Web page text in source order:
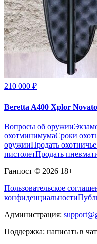
210 000 ₽
Beretta A400 Xplor
Вопросы об оружии
охотминимумаСроки
оружииПродать
пистолетПродать
Ганпост © 2026 18+
Пользовательское
конфиденциальности
Администрация:
Поддержка: написать в чат